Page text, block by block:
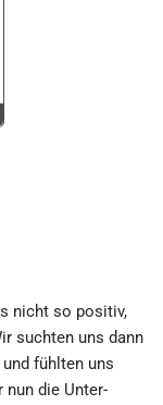
nicht so positiv,
suchten uns dann
fühlten uns
nun die Unter­